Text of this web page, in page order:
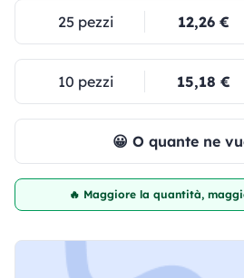
25 pezzi 12,26 €
10 pezzi 15,18 €
😀 O quante ne
🔥 Maggiore la quantità,